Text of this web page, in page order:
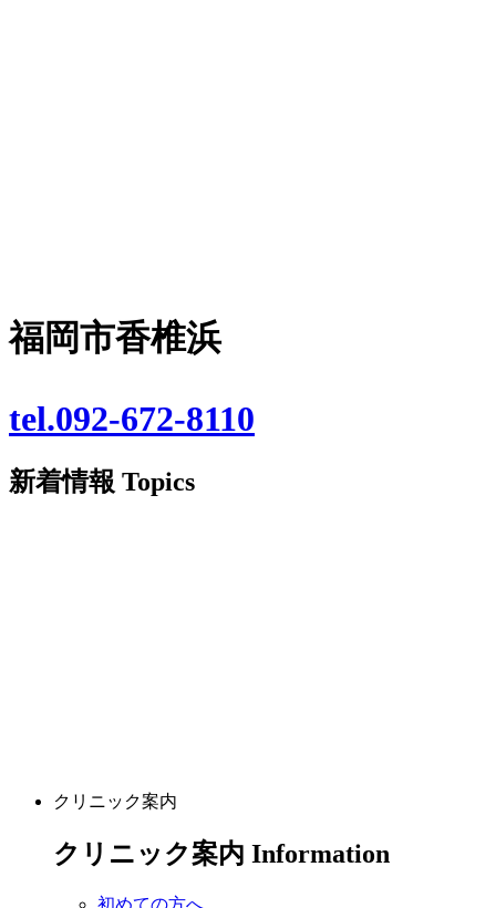
福岡市香椎浜
tel.092-672-8110
新着情報 Topics
クリニック案内
クリニック案内 Information
初めての方へ